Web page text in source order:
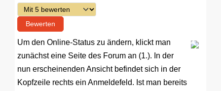
Bitte bewerten
Um den Online-Status zu ändern, klickt man
zunächst eine Seite des Forum an (1.). In der
nun erscheinenden Ansicht befindet sich in der
Kopfzeile rechts ein Anmeldefeld. Ist man bereits